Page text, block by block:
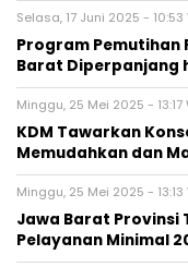
Selasa, 17 Juni 2025 - 10:53
Program Pemutihan
Barat Diperpanjang
Minggu, 25 Mei 2025 - 13:17
KDM Tawarkan
Memudahkan dan
Minggu, 25 Mei 2025 - 13:13
Jawa Barat Provinsi
Pelayanan Minimal